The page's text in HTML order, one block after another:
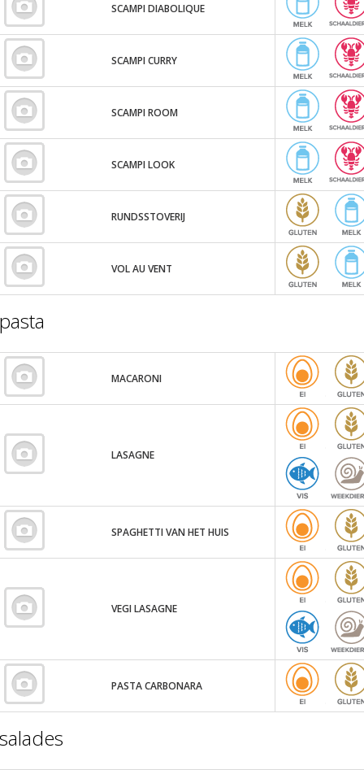
SCAMPI DIABOLIQUE
SCAMPI CURRY
SCAMPI ROOM
SCAMPI LOOK
RUNDSSTOVERIJ
VOL AU VENT
pasta
MACARONI
LASAGNE
SPAGHETTI VAN HET HUIS
VEGI LASAGNE
PASTA CARBONARA
salades